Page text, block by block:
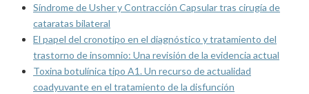
Síndrome de Usher y Contracción Capsular tras cirugía de
cataratas bilateral
El papel del cronotipo en el diagnóstico y tratamiento del
trastorno de insomnio: Una revisión de la evidencia actual
Toxina botulínica tipo A1. Un recurso de actualidad
coadyuvante en el tratamiento de la disfunción